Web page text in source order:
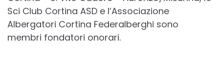
Sci Club Cortina ASD e l’Associazione
Albergatori Cortina Federalberghi sono
membri fondatori onorari.